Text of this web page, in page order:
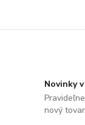
Novinky
nový